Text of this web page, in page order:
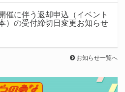
催に伴う返却申込（イベント
）の受付締切日変更お知らせ
お知らせ一覧へ